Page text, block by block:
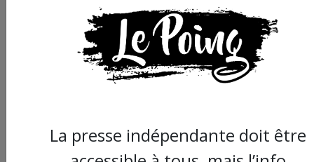
La presse indépendante doit être